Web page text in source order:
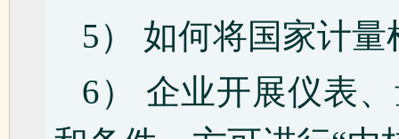
5） 如何将国家计
6） 企业开展仪表